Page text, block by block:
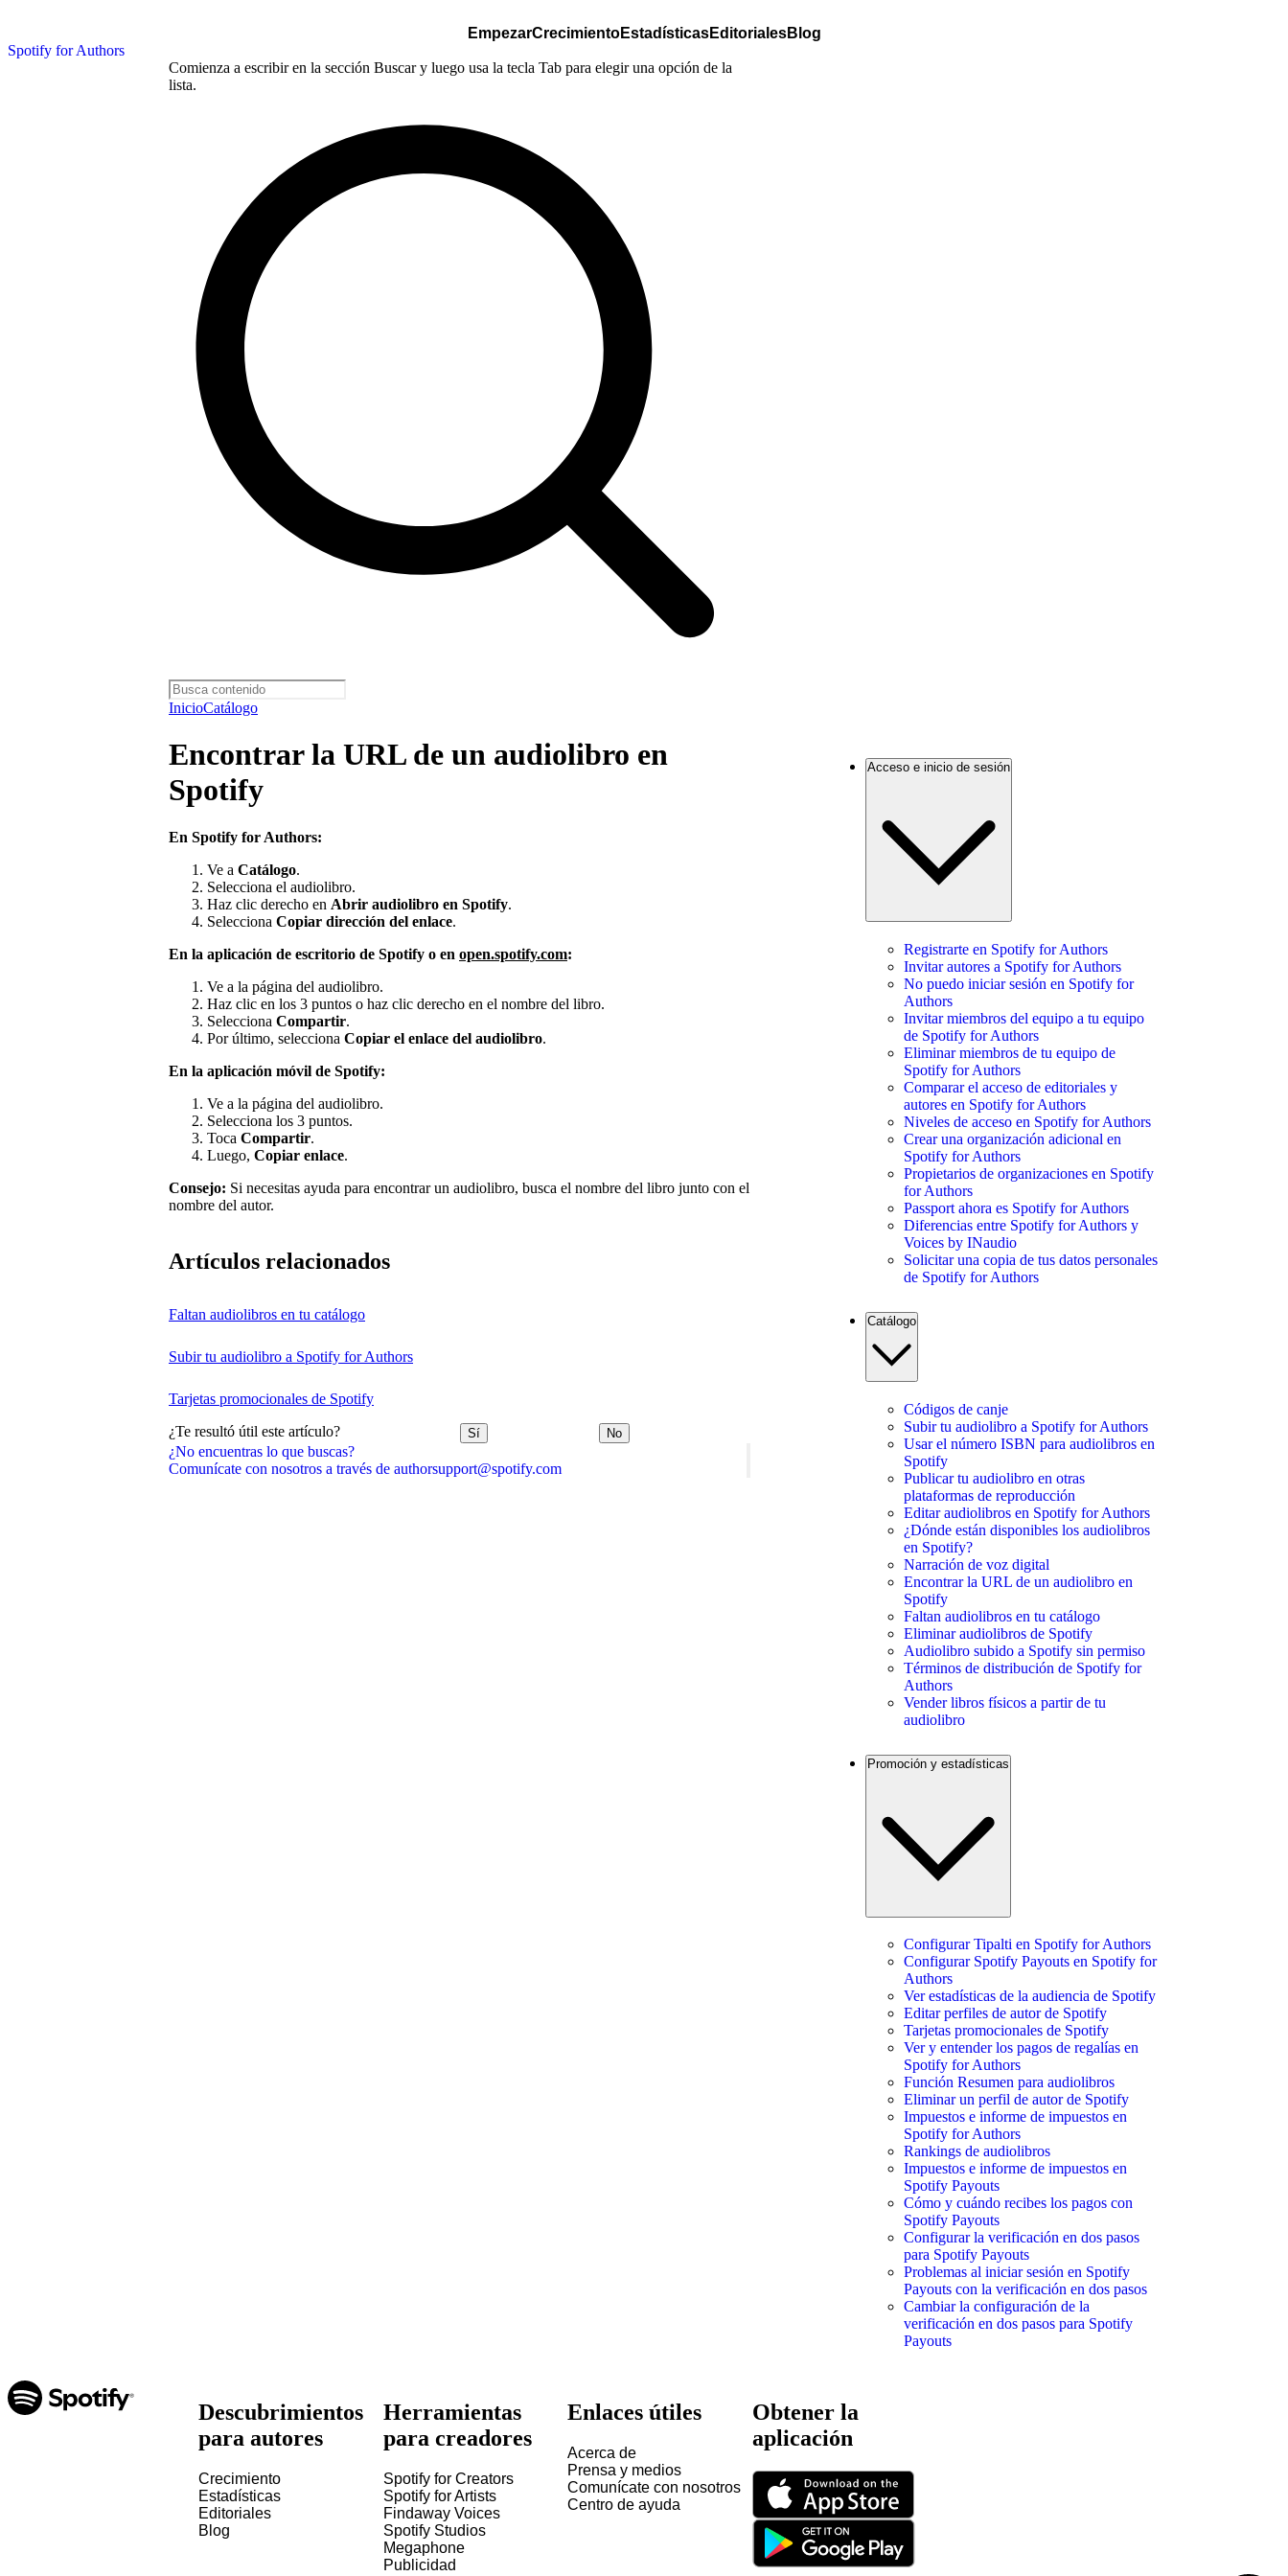
Spotify for Authors
EmpezarCrecimientoEstadísticasEditorialesBlog
Comienza a escribir en la sección Buscar y luego usa la tecla Tab para elegir una opción de la
lista.
InicioCatálogo
¿No encuentras lo que buscas?
Comunícate con nosotros a través de authorsupport@spotify.com
Encontrar la URL de un audiolibro en
Spotify
En Spotify for Authors:
Ve a Catálogo.
Selecciona el audiolibro.
Haz clic derecho en Abrir audiolibro en Spotify.
Selecciona Copiar dirección del enlace.
En la aplicación de escritorio de Spotify o en open.spotify.com:
Ve a la página del audiolibro.
Haz clic en los 3 puntos o haz clic derecho en el nombre del libro.
Selecciona Compartir.
Por último, selecciona Copiar el enlace del audiolibro.
En la aplicación móvil de Spotify:
Ve a la página del audiolibro.
Selecciona los 3 puntos.
Toca Compartir.
Luego, Copiar enlace.
Consejo: Si necesitas ayuda para encontrar un audiolibro, busca el nombre del libro junto con el
nombre del autor.
Artículos relacionados
Faltan audiolibros en tu catálogo
Subir tu audiolibro a Spotify for Authors
Tarjetas promocionales de Spotify
¿Te resultó útil este artículo? Sí No
Acceso e inicio de sesión
Registrarte en Spotify for Authors
Invitar autores a Spotify for Authors
No puedo iniciar sesión en Spotify for
Authors
Invitar miembros del equipo a tu equipo
de Spotify for Authors
Eliminar miembros de tu equipo de
Spotify for Authors
Comparar el acceso de editoriales y
autores en Spotify for Authors
Niveles de acceso en Spotify for Authors
Crear una organización adicional en
Spotify for Authors
Propietarios de organizaciones en Spotify
for Authors
Passport ahora es Spotify for Authors
Diferencias entre Spotify for Authors y
Voices by INaudio
Solicitar una copia de tus datos personales
de Spotify for Authors
Catálogo
Códigos de canje
Subir tu audiolibro a Spotify for Authors
Usar el número ISBN para audiolibros en
Spotify
Publicar tu audiolibro en otras
plataformas de reproducción
Editar audiolibros en Spotify for Authors
¿Dónde están disponibles los audiolibros
en Spotify?
Narración de voz digital
Encontrar la URL de un audiolibro en
Spotify
Faltan audiolibros en tu catálogo
Eliminar audiolibros de Spotify
Audiolibro subido a Spotify sin permiso
Términos de distribución de Spotify for
Authors
Vender libros físicos a partir de tu
audiolibro
Promoción y estadísticas
Configurar Tipalti en Spotify for Authors
Configurar Spotify Payouts en Spotify for
Authors
Ver estadísticas de la audiencia de Spotify
Editar perfiles de autor de Spotify
Tarjetas promocionales de Spotify
Ver y entender los pagos de regalías en
Spotify for Authors
Función Resumen para audiolibros
Eliminar un perfil de autor de Spotify
Impuestos e informe de impuestos en
Spotify for Authors
Rankings de audiolibros
Impuestos e informe de impuestos en
Spotify Payouts
Cómo y cuándo recibes los pagos con
Spotify Payouts
Configurar la verificación en dos pasos
para Spotify Payouts
Problemas al iniciar sesión en Spotify
Payouts con la verificación en dos pasos
Cambiar la configuración de la
verificación en dos pasos para Spotify
Payouts
Descubrimientos
para autores
Crecimiento
Estadísticas
Editoriales
Blog
Herramientas
para creadores
Spotify for Creators
Spotify for Artists
Findaway Voices
Spotify Studios
Megaphone
Publicidad
Enlaces útiles
Acerca de
Prensa y medios
Comunícate con nosotros
Centro de ayuda
Obtener la
aplicación